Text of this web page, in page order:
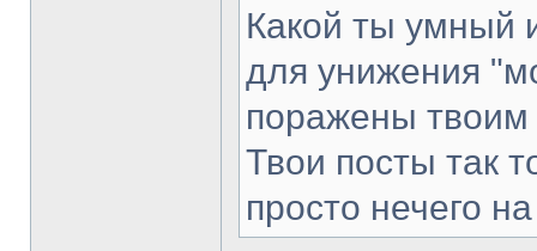
Какой ты умный
для унижения
поражены твоим
Твои посты так
просто нечего